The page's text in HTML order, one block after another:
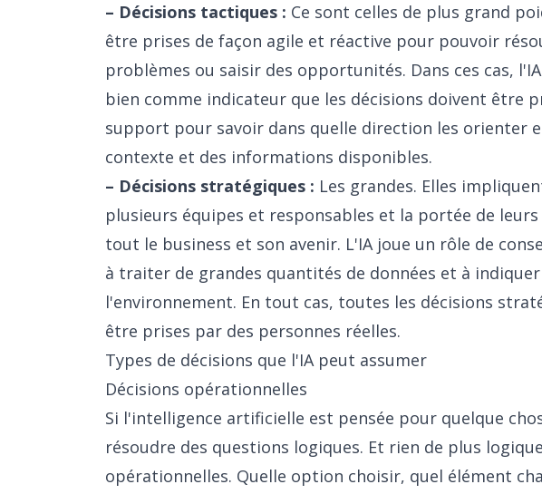
– Décisions tactiques : Ce sont celles de plus grand
être prises de façon agile et réactive pour pouvoir
problèmes ou saisir des opportunités. Dans ces cas,
bien comme indicateur que les décisions doivent être
support pour savoir dans quelle direction les orienter
contexte et des informations disponibles.
– Décisions stratégiques : Les grandes. Elles
plusieurs équipes et responsables et la portée de
tout le business et son avenir. L'IA joue un rôle de
à traiter de grandes quantités de données et à
l'environnement. En tout cas, toutes les décisions
être prises par des personnes réelles.
Types de décisions que l'IA peut assumer
Décisions opérationnelles
Si l'intelligence artificielle est pensée pour quelque
résoudre des questions logiques. Et rien de plus
opérationnelles. Quelle option choisir, quel élément